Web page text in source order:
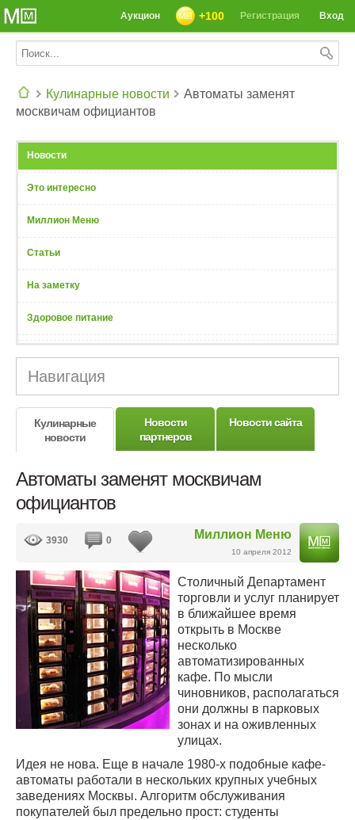
Вход
Регистрация
+100
Аукцион
Кулинарные новости
Автоматы заменят
москвичам официантов
Новости
Это интересно
Миллион Меню
Статьи
На заметку
Здоровое питание
Навигация
Кулинарные
новости
Новости
партнеров
Новости сайта
Автоматы заменят москвичам
официантов
Миллион Меню
10 апреля 2012
3930 0
Cтоличный Департамент
торговли и услуг планирует
в ближайшее время
открыть в Москве
несколько
автоматизированных
кафе. По мысли
чиновников, располагаться
они должны в парковых
зонах и на оживленных
улицах.
Идея не нова. Еще в начале 1980-х подобные кафе-
автоматы работали в нескольких крупных учебных
заведениях Москвы. Алгоритм обслуживания
покупателей был предельно прост: студенты